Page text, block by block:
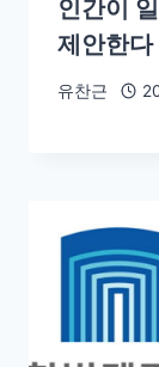
인간이
제안한다
유찬근